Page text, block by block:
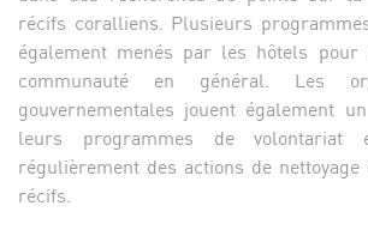
récifs coralliens. Plusieurs
également menés par les hôtels
communauté en général. Les
gouvernementales jouent également
leurs programmes de volontariat
régulièrement des actions de
récifs.